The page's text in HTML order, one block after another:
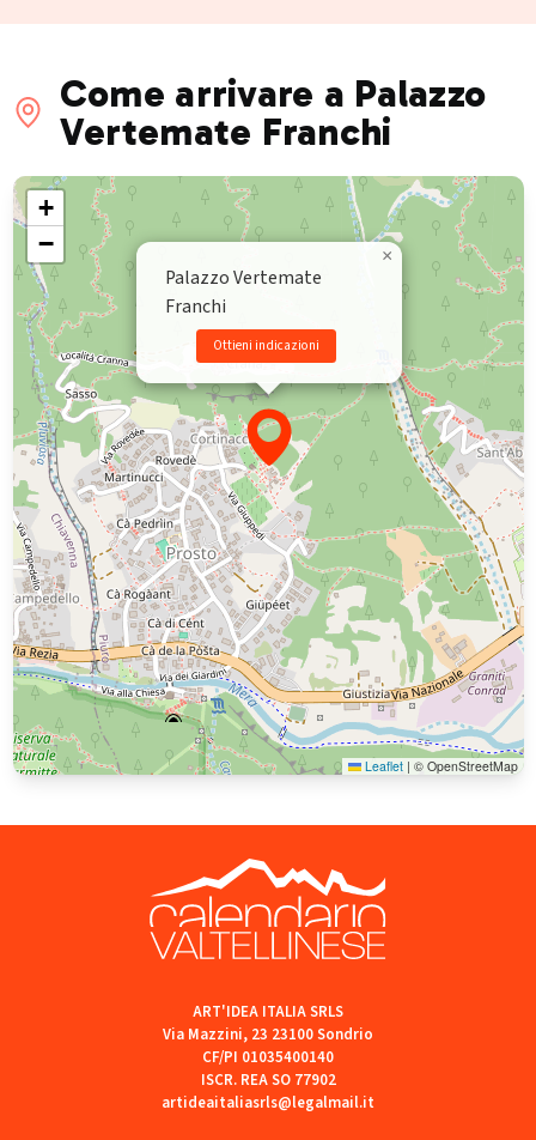
Come arrivare a Palazzo
Vertemate Franchi
Palazzo Vertemate
Franchi
Ottieni indicazioni
×
+
−
Leaflet | © OpenStreetMap
ART'IDEA ITALIA SRLS
Via Mazzini, 23 23100 Sondrio
CF/PI 01035400140
ISCR. REA SO 77902
artideaitaliasrls@legalmail.it